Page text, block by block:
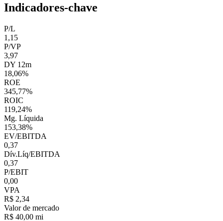
Indicadores-chave
P/L
1,15
P/VP
3,97
DY 12m
18,06%
ROE
345,77%
ROIC
119,24%
Mg. Líquida
153,38%
EV/EBITDA
0,37
Dív.Líq/EBITDA
0,37
P/EBIT
0,00
VPA
R$ 2,34
Valor de mercado
R$ 40,00 mi